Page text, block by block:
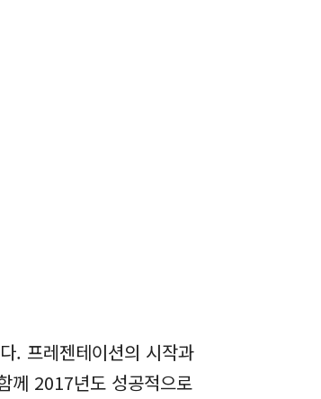
. 프레젠테이션의 시작과
께 2017년도 성공적으로